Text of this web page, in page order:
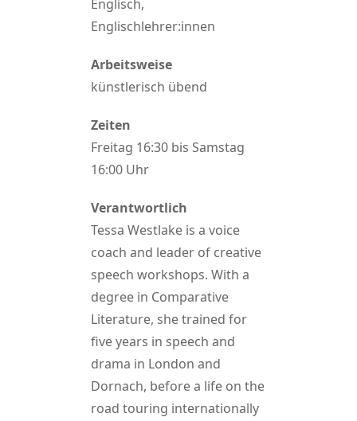
Englisch,
Englischlehrer:innen
Arbeitsweise
künstlerisch übend
Zeiten
Freitag 16:30 bis Samstag
16:00 Uhr
Verantwortlich
Tessa Westlake is a voice
coach and leader of creative
speech workshops. With a
degree in Comparative
Literature, she trained for
five years in speech and
drama in London and
Dornach, before a life on the
road touring internationally